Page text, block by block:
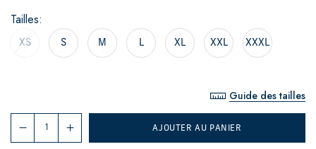
Tailles
XS S M L XL XXL XXXL
Guide des tailles
AJOUTER AU PANIER